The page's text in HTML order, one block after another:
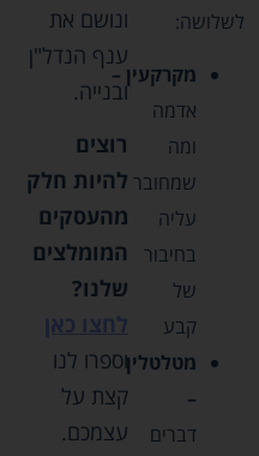
לשלושה:
מקרקעין –
אדמה
ומה
שמחובר
עליה
בחיבור
של
קבע
מטלטלין
–
דברים
ונושם את
ענף הנדל"ן
ובנייה.
רוצים
להיות חלק
מהעסקים
המומלצים
שלנו?
לחצו כאן
וספרו לנו
קצת על
עצמכם.